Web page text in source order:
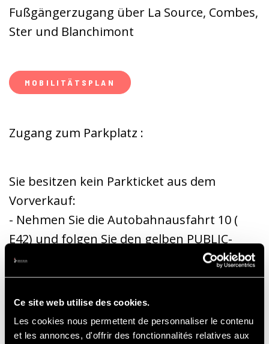
Ce site web utilise des cookies.
Les cookies nous permettent de personnaliser le contenu
et les annonces, d'offrir des fonctionnalités relatives aux
Fußgängerzugang über La Source, Combes,
Ster und Blanchimont
MOBILITÄTSPLAN
Zugang zum Parkplatz :
Sie besitzen kein Parkticket aus dem
Vorverkauf:
- Nehmen Sie die Autobahnausfahrt 10 (
E42) und folgen Sie den gelben PUBLIC-
Pfeilen.
- Nehmen Sie die Autobahnausfahrt 11 (
E42) und folgen Sie den grünen PUBLIC-
Pfeilen.